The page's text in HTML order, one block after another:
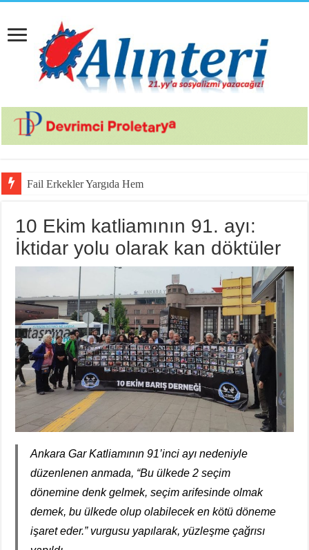
Fail Erkekler Yargıda Hem Suçlu Hem Gü
10 Ekim katliamının 91. ayı:
İktidar yolu olarak kan döktüler
Ankara Gar Katliamının 91’inci ayı nedeniyle
düzenlenen anmada, “Bu ülkede 2 seçim
dönemine denk gelmek, seçim arifesinde olmak
demek, bu ülkede olup olabilecek en kötü döneme
işaret eder.” vurgusu yapılarak, yüzleşme çağrısı